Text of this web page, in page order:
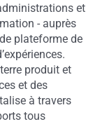
et
- auprès
plateforme de
produit et
et des
à travers
tous